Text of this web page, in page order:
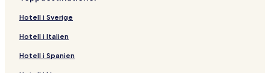
Hotell i Sverige
Hotell i Italien
Hotell i Spanien